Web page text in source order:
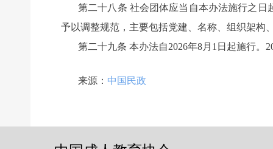
第二十八条 社会团体应当自本办法施行之
予以调整规范，主要包括党建、名称、组织架构
第二十九条 本办法自2026年8月1日起施行。
来源： 中国民政